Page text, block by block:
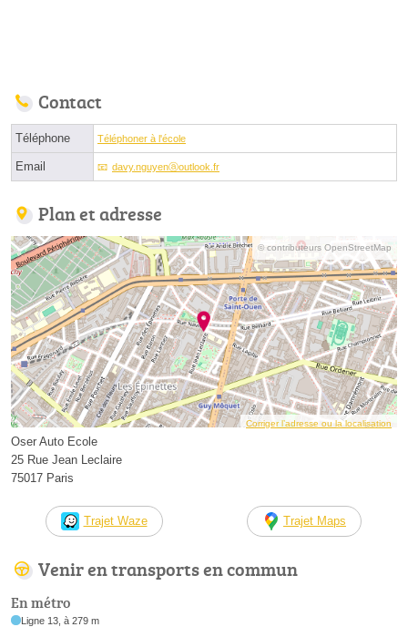
Contact
Téléphone Téléphoner à l'école
Email davy.nguyenⓐoutlook.fr
Plan et adresse
© contributeurs OpenStreetMap
Corriger l’adresse ou la localisation
Oser Auto Ecole
25 Rue Jean Leclaire
75017 Paris
Trajet Waze Trajet Maps
Venir en transports en commun
En métro
Ligne 13, à 279 m